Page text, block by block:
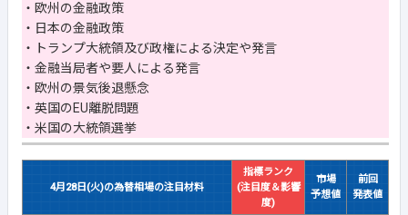
・欧州の金融政策
・日本の金融政策
・トランプ大統領及び政権による決定や発言
・金融当局者や要人による発言
・欧州の景気後退懸念
・英国のEU離脱問題
・米国の大統領選挙
4月28日(火)の為替相場の注目材料
指標ランク
(注目度＆影響
度)
市場
予想値
前回
発表値